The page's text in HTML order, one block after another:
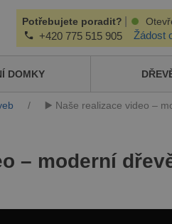
Potřebujete poradit?
+420 775 515 905 Žádost
DOMKY
/ ▶️ Naše realizace video –
– moderní